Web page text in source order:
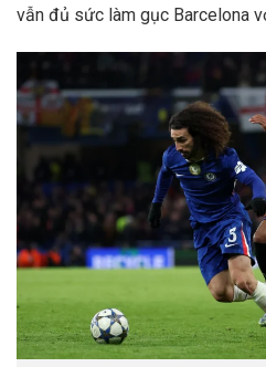
vẫn đủ sức làm gục Barcelona